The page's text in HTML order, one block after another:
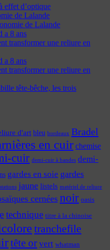
effet d’optique
de Lalande
de Lalande
a 8 ans
transformer une reliure en
a 8 ans
transformer une reliure en
tête-bêche, les trois
d'art bleu bordeaux Bradel
en cuir chemise
cuir demi-cuir à bandes demi-
gardes en soie gardes
jaune listels matériel de reliure
cernées noir oasis
technique titre à la chinoise
tranchefile
tête or vert whatman